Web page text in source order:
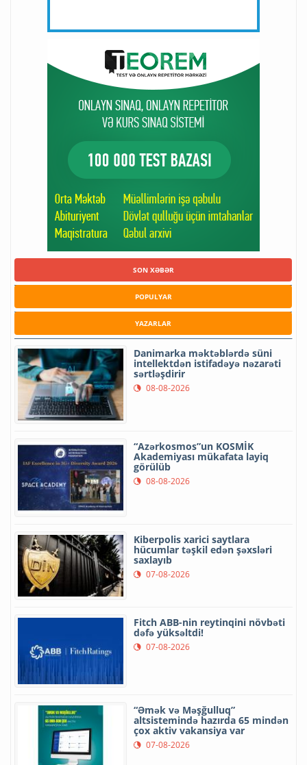
SON XƏBƏR
POPULYAR
YAZARLAR
Danimarka məktəblərdə süni
intellektdən istifadəyə nəzarəti
sərtləşdirir
08-08-2026
“Azərkosmos”un KOSMİK
Akademiyası mükafata layiq
görülüb
08-08-2026
Kiberpolis xarici saytlara
hücumlar təşkil edən şəxsləri
saxlayıb
07-08-2026
Fitch ABB-nin reytinqini növbəti
dəfə yüksəltdi!
07-08-2026
“Əmək və Məşğulluq”
altsistemində hazırda 65 mindən
çox aktiv vakansiya var
07-08-2026